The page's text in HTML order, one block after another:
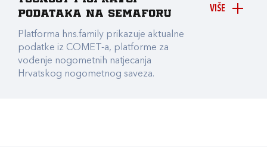
VIŠE
podataka na Semaforu
Platforma hns.family prikazuje aktualne
podatke iz COMET-a, platforme za
vođenje nogometnih natjecanja
Hrvatskog nogometnog saveza.